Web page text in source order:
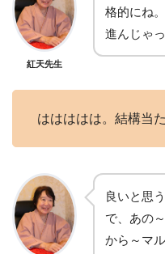
紅天先生
格的にね
進んじゃ
ははははは。結構当
良いと思
で、あの
から～マ